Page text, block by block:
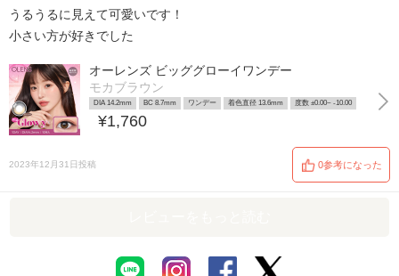
うるうるに見えて可愛いです！
小さい方が好きでした
オーレンズ ビッググローイワンデー
モカブラウン
DIA 14.2mm BC 8.7mm ワンデー 着色直径 13.6mm 度数 ±0.00~ -10.00
¥1,760
2023年12月31日投稿 0参考になった